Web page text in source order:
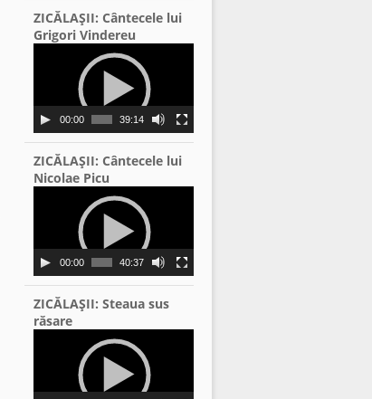
ZICĂLAŞII: Cântecele lui
Grigori Vindereu
00:00 39:14
ZICĂLAŞII: Cântecele lui
Nicolae Picu
00:00 40:37
ZICĂLAŞII: Steaua sus
răsare